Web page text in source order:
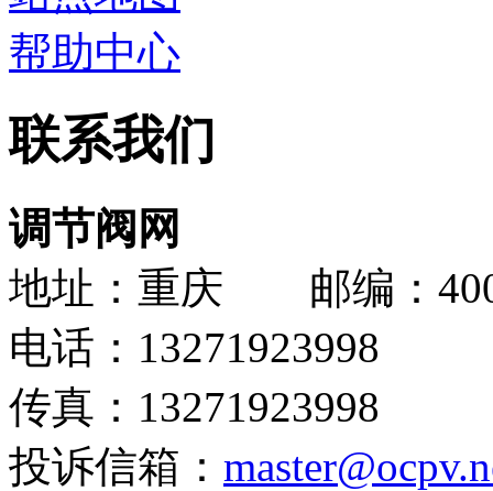
帮助中心
联系我们
调节阀网
地址：重庆 邮编：
电话：13271923998
传真：13271923998
投诉信箱：